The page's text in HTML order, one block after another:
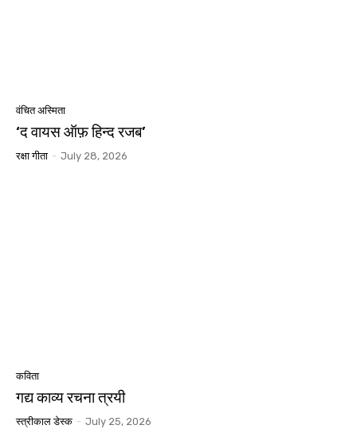
वंचित अस्मिता
‘द वायस ऑफ़ हिन्द रजब’
रक्षा गीता - July 28, 2026
कविता
गद्य काव्य रचना त्रयी
स्त्रीकाल डेस्क - July 25, 2026